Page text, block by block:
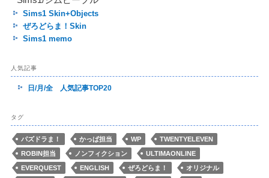
Sims1 Skin+Objects
ぜろどらま！Skin
Sims1 memo
人気記事
日/月/全 人気記事TOP20
タグ
パズドラま！ かっぱ担当 WP
TWENTYELEVEN
ROBIN担当
ノンフィクション
ULTIMAONLINE
EVERQUEST
ENGLISH ぜろどらま！
オリジナル